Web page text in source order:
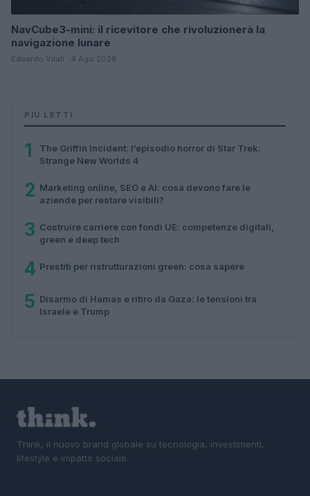
NavCube3-mini: il ricevitore che rivoluzionerà la
navigazione lunare
Edoardo Vitali · 4 Ago 2026
PIÙ LETTI
1
The Griffin Incident: l’episodio horror di Star Trek:
Strange New Worlds 4
2 Marketing online, SEO e AI: cosa devono fare le
aziende per restare visibili?
3 Costruire carriere con fondi UE: competenze digitali,
green e deep tech
4 Prestiti per ristrutturazioni green: cosa sapere
5 Disarmo di Hamas e ritiro da Gaza: le tensioni tra
Israele e Trump
Think, il nuovo brand globale su tecnologia, investimenti,
lifestyle e impatto sociale.